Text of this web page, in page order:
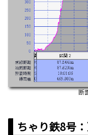
断
ちゃり鉄8号